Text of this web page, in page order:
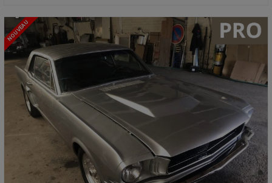
NOUVEAU